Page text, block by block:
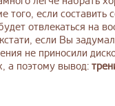
того, если
отвлекаться на
если Вы
не приносили
а поэтому вывод: